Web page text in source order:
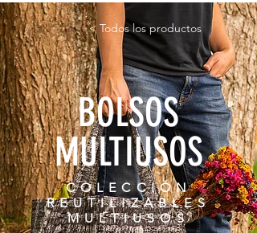
< Todos los productos
BOLSOS
MULTIUSOS
COLECCIÓN
REUTILIZABLES
MULTIUSOS